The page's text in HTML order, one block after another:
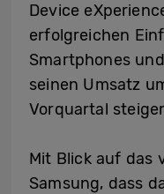
Device
erfolgreichen
Smartphones
seinen Umsatz
Vorquartal
Mit Blick auf das
Samsung, dass